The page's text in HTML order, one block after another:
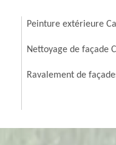
Peinture extérieure
Nettoyage de façade
Ravalement de